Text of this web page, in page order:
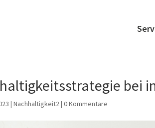
bei
|Nachhaltigkeit2|0 Kommentare